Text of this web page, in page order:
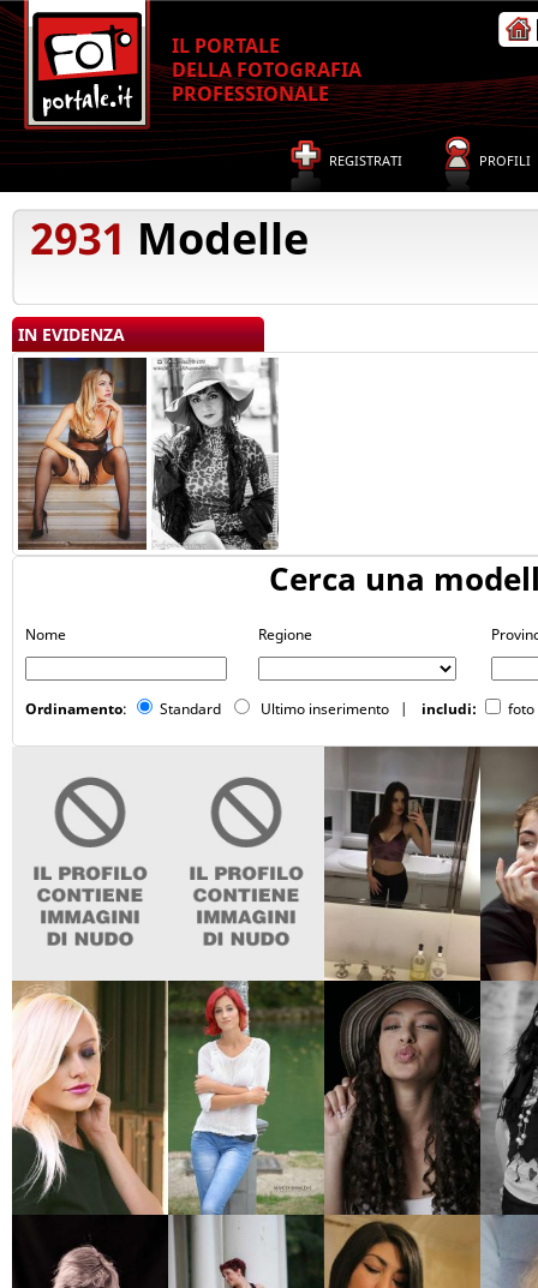
IL PORTALE
DELLA FOTOGRAFIA
PROFESSIONALE
REGISTRATI PROFILI
2931 Modelle
IN EVIDENZA
Cerca una
Nome Regione
Ordinamento: Standard Ultimo inserimento | includi: foto